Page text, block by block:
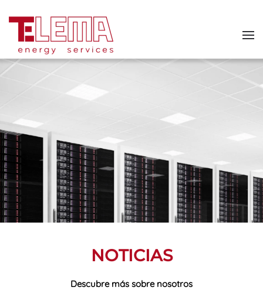
Skip to main content
NOTICIAS
Descubre más sobre nosotros